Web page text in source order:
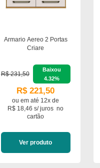
Armario Aereo 2 Portas
Criare
R$ 231,50
Baixou
4.32%
R$ 221,50
ou em até 12x de
R$ 18,46 s/ juros no
cartão
Ver produto